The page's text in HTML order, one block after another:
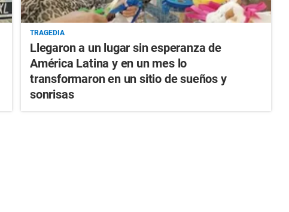
TRAGEDIA
Llegaron a un lugar sin esperanza de
América Latina y en un mes lo
transformaron en un sitio de sueños y
sonrisas